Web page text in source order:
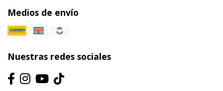
Medios de envío
Nuestras redes sociales